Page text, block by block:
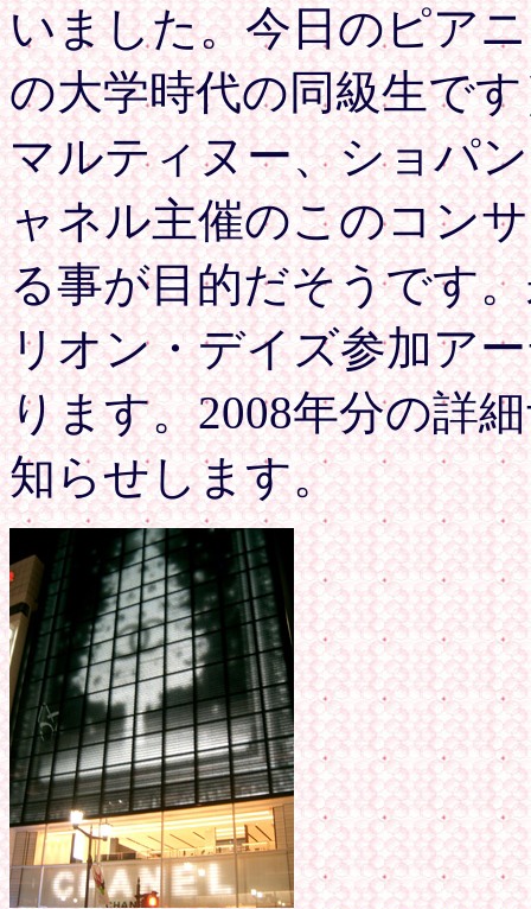
いました。今日のピア
の大学時代の同級生で
マルティヌー、ショパ
ャネル主催のこのコン
る事が目的だそうです
リオン・デイズ参加ア
ります。2008年分の詳
知らせします。